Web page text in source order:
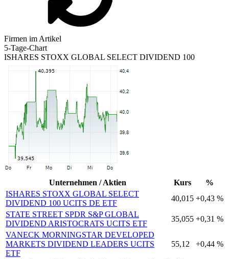
Firmen im Artikel
5-Tage-Chart
ISHARES STOXX GLOBAL SELECT DIVIDEND 100
Unternehmen / Aktien Kurs
%
ISHARES STOXX GLOBAL SELECT
DIVIDEND 100 UCITS DE ETF
40,015 +0,43 %
STATE STREET SPDR S&P GLOBAL
DIVIDEND ARISTOCRATS UCITS ETF
35,055 +0,31 %
VANECK MORNINGSTAR DEVELOPED
MARKETS DIVIDEND LEADERS UCITS
ETF
55,12 +0,44 %